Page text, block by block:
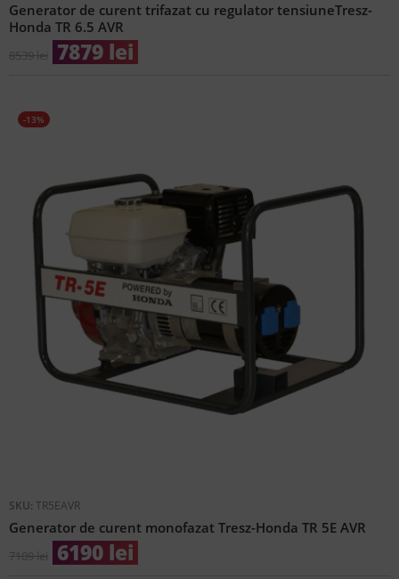
Generator de curent trifazat cu regulator tensiuneTresz-
Honda TR 6.5 AVR
8539lei 7879 lei
-13%
SKU: TR5EAVR
Generator de curent monofazat Tresz-Honda TR 5E AVR
7109lei 6190 lei